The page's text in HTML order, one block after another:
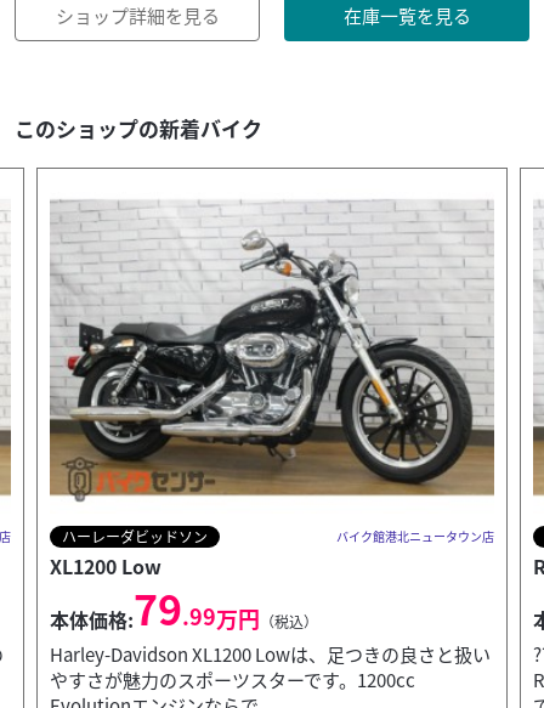
ショップ詳細を見る 在庫一覧を見る
このショップの新着バイク
ホンダ バイク館港北ニュータウン店
REBEL 250
本体価格:49.99万円 （税込）
?? REBEL 250 2020年モデルの特徴人気の2020年式
Rebel 250が入荷しました。足つきの良さと扱いやすさ